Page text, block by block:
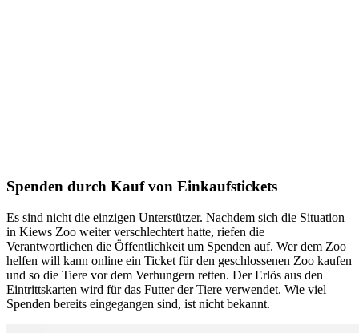
Spenden durch Kauf von Einkaufstickets
Es sind nicht die einzigen Unterstützer. Nachdem sich die Situation
in Kiews Zoo weiter verschlechtert hatte, riefen die
Verantwortlichen die Öffentlichkeit um Spenden auf. Wer dem Zoo
helfen will kann online ein Ticket für den geschlossenen Zoo kaufen
und so die Tiere vor dem Verhungern retten. Der Erlös aus den
Eintrittskarten wird für das Futter der Tiere verwendet. Wie viel
Spenden bereits eingegangen sind, ist nicht bekannt.